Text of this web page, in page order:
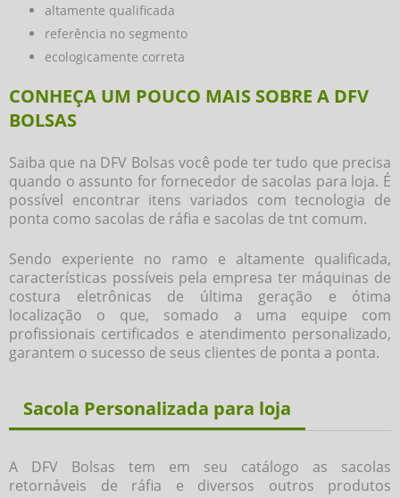
altamente qualificada
referência no segmento
ecologicamente correta
CONHEÇA UM POUCO MAIS SOBRE A DFV
BOLSAS
Saiba que na DFV Bolsas você pode ter tudo que precisa
quando o assunto forfornecedor de sacolas para loja. É
possível encontrar itens variados com tecnologia de
ponta como sacolas de ráfia e sacolas de tnt comum.
Sendo experiente no ramo e altamente qualificada,
características possíveis pela empresa ter máquinas de
costura eletrônicas de última geração e ótima
localização o que, somado a uma equipe com
profissionais certificados e atendimento personalizado,
garantem o sucesso de seus clientes de ponta a ponta.
Sacola Personalizada para loja
A DFV Bolsas tem em seu catálogo as sacolas
retornáveis de ráfia e diversos outros produtos